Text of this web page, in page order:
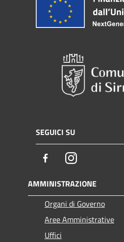
SEGUICI SU
FacebookInstagram
AMMINISTRAZIONE
Organi di Governo
Aree Amministrative
Uffici